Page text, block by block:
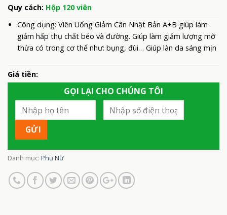
Quy cách: Hộp 120 viên
Công dụng: Viên Uống Giảm Cân Nhật Bản A+B giúp làm
giảm hấp thụ chất béo và đường. Giúp làm giảm lượng mỡ
thừa có trong cơ thể như: bụng, đùi… Giúp làn da sáng mịn
Giá tiền:
GỌI LẠI CHO CHÚNG TÔI
Danh mục: Phụ Nữ